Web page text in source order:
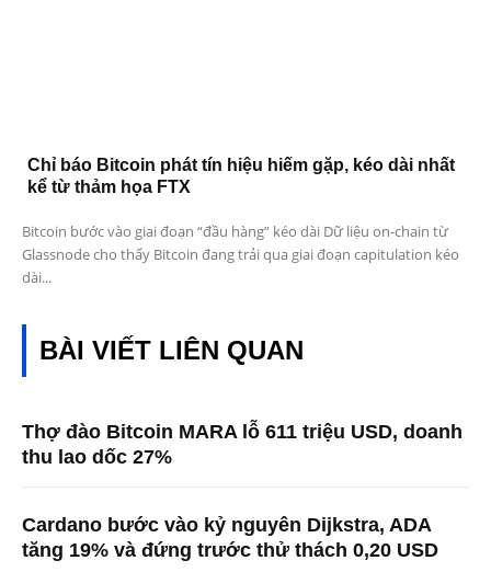
Chỉ báo Bitcoin phát tín hiệu hiếm gặp, kéo dài nhất
kể từ thảm họa FTX
Bitcoin bước vào giai đoạn “đầu hàng” kéo dài Dữ liệu on-chain từ
Glassnode cho thấy Bitcoin đang trải qua giai đoạn capitulation kéo
dài...
BÀI VIẾT LIÊN QUAN
Thợ đào Bitcoin MARA lỗ 611 triệu USD, doanh
thu lao dốc 27%
Cardano bước vào kỷ nguyên Dijkstra, ADA
tăng 19% và đứng trước thử thách 0,20 USD